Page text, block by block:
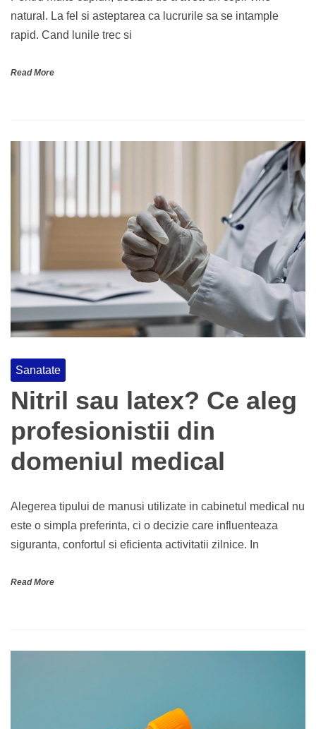
natural. La fel si asteptarea ca lucrurile sa se intample
rapid. Cand lunile trec si
Read More
Sanatate
Nitril sau latex? Ce aleg
profesionistii din
domeniul medical
Alegerea tipului de manusi utilizate in cabinetul medical nu
este o simpla preferinta, ci o decizie care influenteaza
siguranta, confortul si eficienta activitatii zilnice. In
Read More